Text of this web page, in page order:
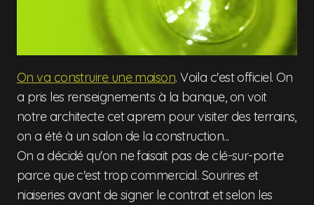
On va construire une maison. Voila c'est officiel. On
a pris les renseignements à la banque, on voit
notre architecte cet aprem pour visiter des terrains,
on a été à un salon de la construction...
On a décidé qu'on ne faisait pas de clé-sur-porte
parce que c'est trop commercial. Sourires et
niaiseries avant de signer le contrat et selon les